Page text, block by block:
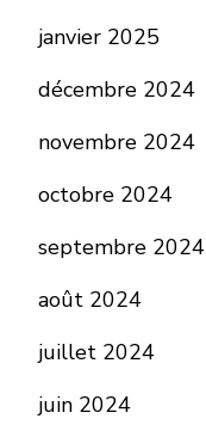
janvier 2025
décembre 2024
novembre 2024
octobre 2024
septembre 2024
août 2024
juillet 2024
juin 2024